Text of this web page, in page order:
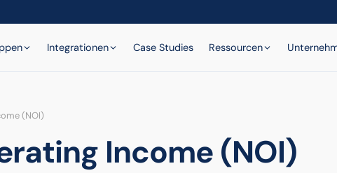
Integrationen Case Studies Ressourcen
(NOI)
Income (NOI)